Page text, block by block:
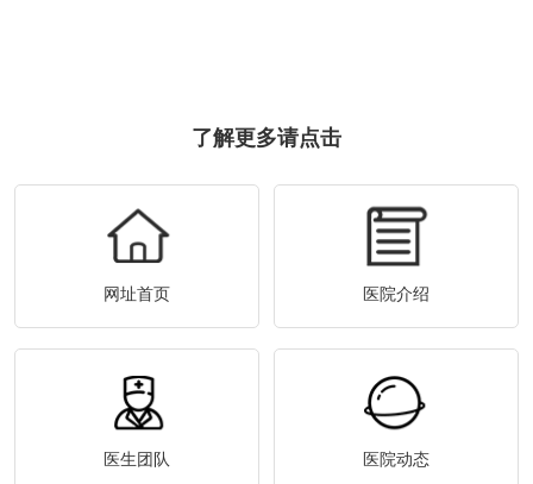
了解更多请点击
网址首页 医院介绍
医生团队 医院动态